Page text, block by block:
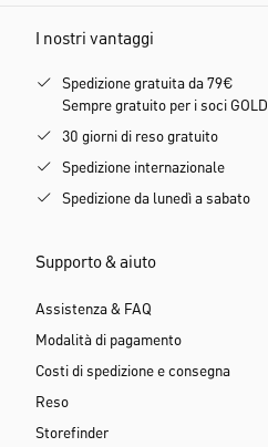
I nostri vantaggi
Spedizione gratuita da 79€
Sempre gratuito per i soci GOLD
30 giorni di reso gratuito
Spedizione internazionale
Spedizione da lunedì a sabato
Supporto & aiuto
Assistenza & FAQ
Modalità di pagamento
Costi di spedizione e consegna
Reso
Storefinder